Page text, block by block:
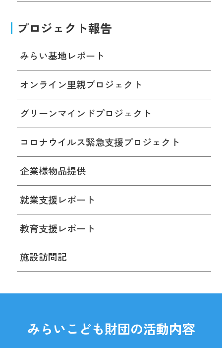
プロジェクト報告
みらい基地レポート
オンライン里親プロジェクト
グリーンマインドプロジェクト
コロナウイルス緊急支援プロジェクト
企業様物品提供
就業支援レポート
教育支援レポート
施設訪問記
みらいこども財団の活動内容